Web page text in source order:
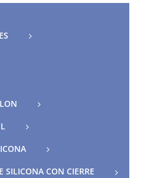
SILICONA CON CIERRE